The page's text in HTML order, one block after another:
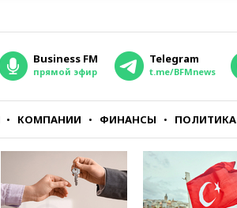
Business FM
прямой эфир
Telegram
t.me/BFMnews
КОМПАНИИ ФИНАНСЫ ПОЛИТИКА